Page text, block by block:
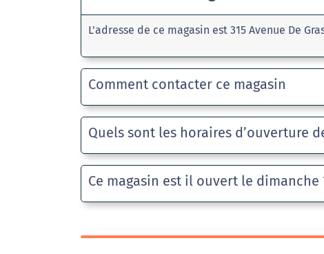
L'adresse de ce magasin est 315 Avenue De
Comment contacter ce magasin
Quels sont les horaires d’ouverture
Ce magasin est il ouvert le dimanche